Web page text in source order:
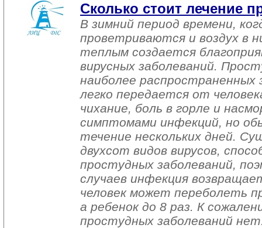
Сколько стоит лечение
В зимний период времени,
проветриваются и воздух в
теплым создается
вирусных заболеваний.
наиболее распространенных
легко передается от
чихание, боль в горле и
симптомами инфекций, но
течение нескольких дней.
двухсот видов вирусов,
простудных заболеваний,
случаев инфекция
человек может переболеть
а ребенок до 8 раз. К
простудных заболеваний